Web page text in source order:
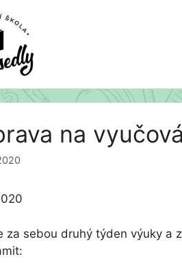
na
za sebou druhý týden výuky a